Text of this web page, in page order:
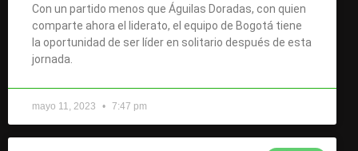
Con un partido menos que Águilas Doradas, con quien
comparte ahora el liderato, el equipo de Bogotá tiene
la oportunidad de ser líder en solitario después de esta
jornada.
mayo 11, 2023 7:47 pm